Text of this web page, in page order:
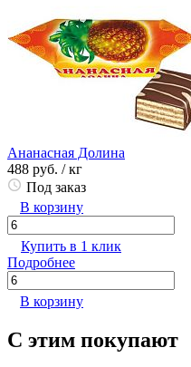
Ананасная Долина
488 руб. / кг
Под заказ
В корзину
Купить в 1 клик
Подробнее
В корзину
С этим покупают